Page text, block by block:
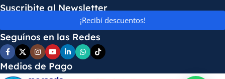
Suscribite al Newsletter
¡Recibí descuentos!
Seguínos en las Redes
Medios de Pago